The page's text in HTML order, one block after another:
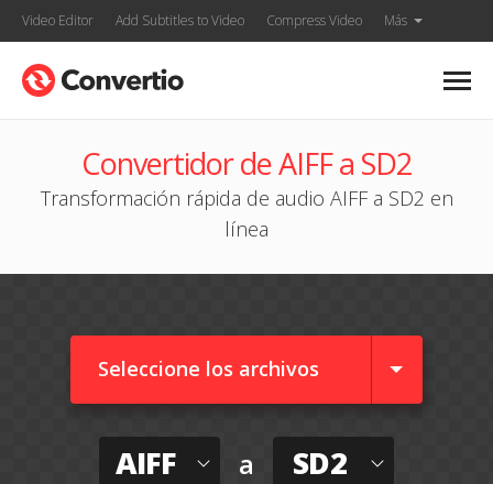
Video Editor Add Subtitles to Video Compress Video Más
Convertidor de AIFF a SD2
Transformación rápida de audio AIFF a SD2 en
línea
Seleccione los archivos
AIFF a SD2